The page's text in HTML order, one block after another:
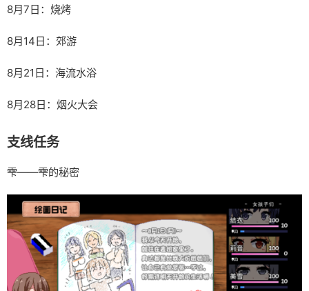
8月7日：烧烤
8月14日：郊游
8月21日：海流水浴
8月28日：烟火大会
支线任务
雫——雫的秘密